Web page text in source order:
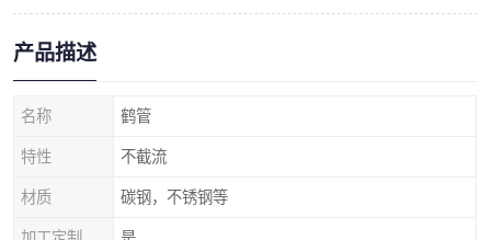
产品描述
名称 鹤管
特性 不截流
材质 碳钢，不锈钢等